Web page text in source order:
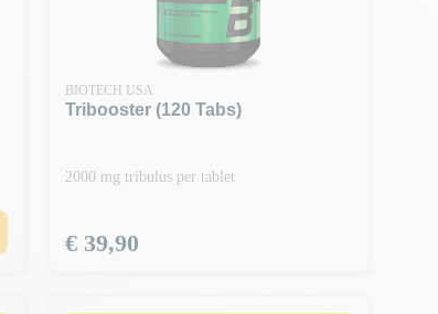
BIOTECH USA
Tribooster (120 Tabs)
2000 mg tribulus per tablet
Prijs
€ 39,90